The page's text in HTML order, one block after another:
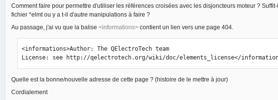
Comment faire pour permettre d'utiliser les références croisées avec les disjoncteurs moteur ?
fichier *elmt ou y a t-il d'autre manipulations à faire ?
Au passage, j'ai vu que la balise <informations> contient un lien vers une page 404.
<informations>Author: The QElectroTech team
License: see http://qelectrotech.org/wiki/doc/elements_license</
Quelle est la bonne/nouvelle adresse de cette page ? (histoire de le mettre à jour)
Cordialement